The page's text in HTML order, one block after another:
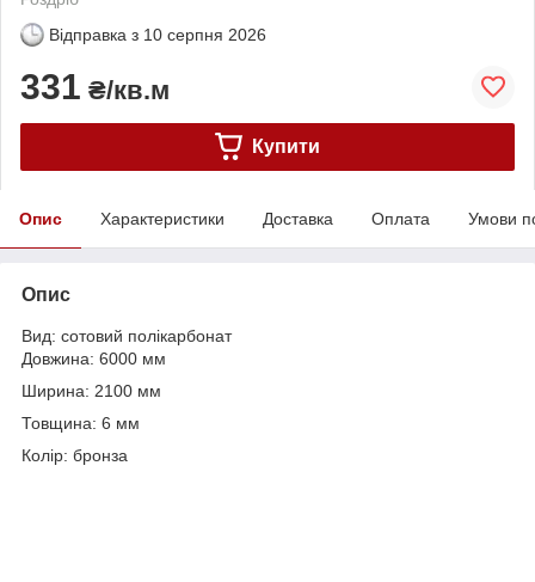
Відправка з 10 серпня 2026
331 ₴/кв.м
Купити
Опис Характеристики Доставка Оплата Умови
Опис
Вид: сотовий полікарбонат
Довжина: 6000 мм
Ширина: 2100 мм
Товщина: 6 мм
Колір: бронза